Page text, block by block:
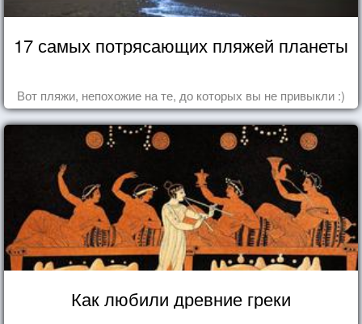
17 самых потрясающих пляжей планеты
Вот пляжи, непохожие на те, до которых вы не привыкли :)
Как любили древние греки